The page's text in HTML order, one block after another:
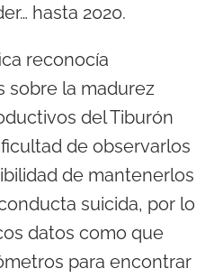
hasta 2020.
reconocía
sobre la madurez
del Tiburón
de observarlos
de mantenerlos
suicida, por lo
datos como que
para encontrar